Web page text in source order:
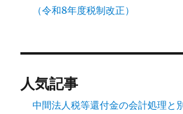
（令和8年度税制改正）
人気記事
中間法人税等還付金の会計処理と